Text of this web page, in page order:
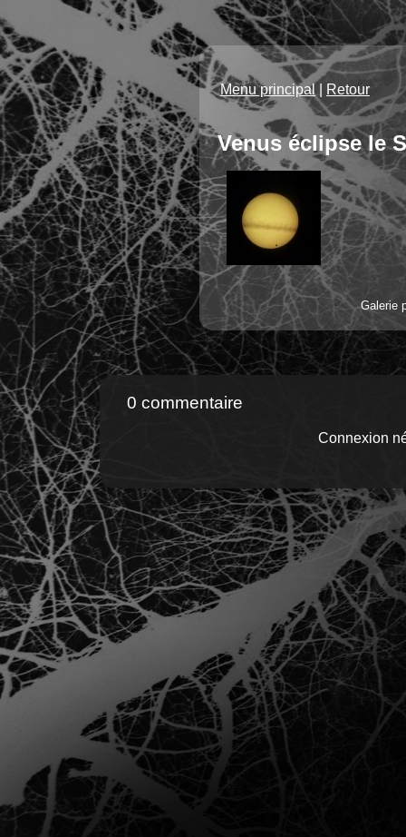
Menu principal Retour
Venus éclipse le
Galerie
0 commentaire
Connexion